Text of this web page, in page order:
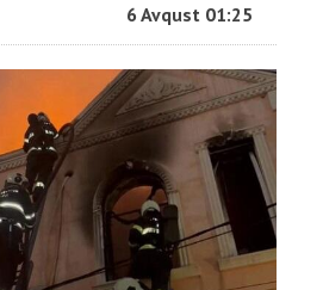
6 Avqust 01:25